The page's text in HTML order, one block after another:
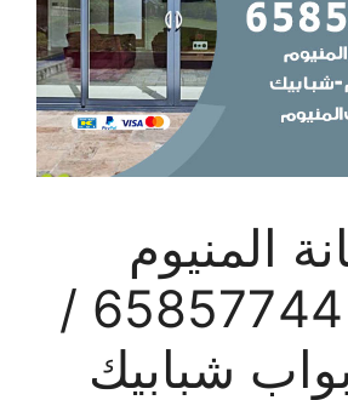
المنيوم
حولي / 65857744 /
شبابيك